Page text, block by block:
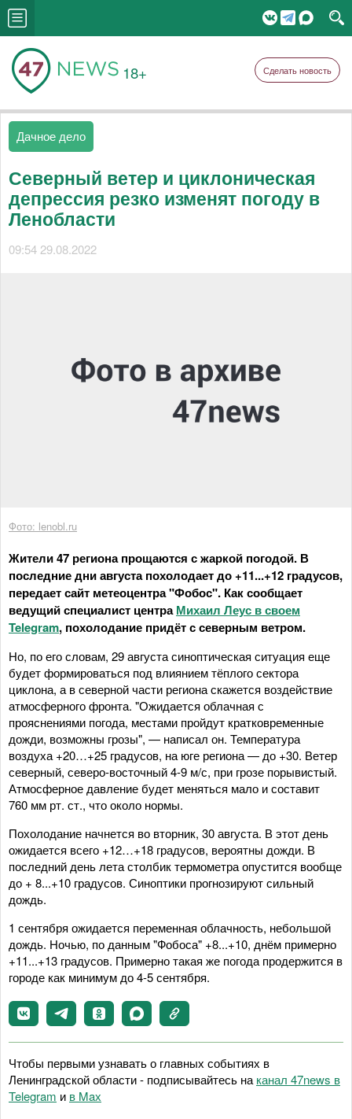
18+ Сделать новость
Дачное дело
Северный ветер и циклоническая
депрессия резко изменят погоду в
Ленобласти
09:54 29.08.2022
Фото: lenobl.ru
Жители 47 региона прощаются с жаркой погодой. В
последние дни августа похолодает до +11...+12 градусов,
передает сайт метеоцентра "Фобос". Как сообщает
ведущий специалист центраМихаил Леус в своем
Telegram, похолодание придёт с северным ветром.
Но, по его словам, 29 августа синоптическая ситуация еще
будет формироваться под влиянием тёплого сектора
циклона, а в северной части региона скажется воздействие
атмосферного фронта. "Ожидается облачная с
прояснениями погода, местами пройдут кратковременные
дожди, возможны грозы", — написал он. Температура
воздуха +20…+25 градусов, на юге региона — до +30. Ветер
северный, северо-восточный 4-9 м/с, при грозе порывистый.
Атмосферное давление будет меняться мало и составит
760 мм рт. ст., что около нормы.
Похолодание начнется во вторник, 30 августа. В этот день
ожидается всего +12…+18 градусов, вероятны дожди. В
последний день лета столбик термометра опустится вообще
до + 8...+10 градусов. Синоптики прогнозируют сильный
дождь.
1 сентября ожидается переменная облачность, небольшой
дождь. Ночью, по данным "Фобоса" +8...+10, днём примерно
+11...+13 градусов. Примерно такая же погода продержится в
городе как минимум до 4-5 сентября.
Чтобы первыми узнавать о главных событиях в
Ленинградской области - подписывайтесь на канал 47news в
Telegram и в Maх